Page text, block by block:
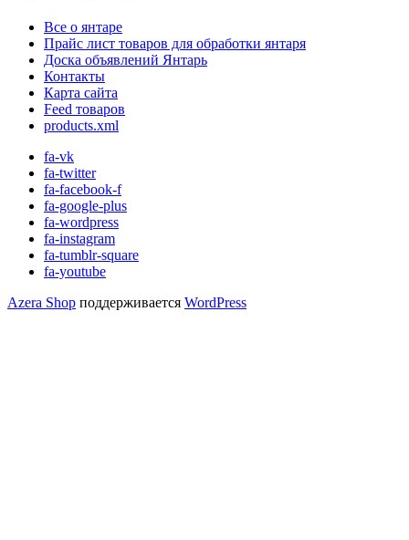
Все о янтаре
Прайс лист товаров для обработки янтаря
Доска объявлений Янтарь
Контакты
Карта сайта
Feed товаров
products.xml
fa-vk
fa-twitter
fa-facebook-f
fa-google-plus
fa-wordpress
fa-instagram
fa-tumblr-square
fa-youtube
Azera Shop поддерживается WordPress